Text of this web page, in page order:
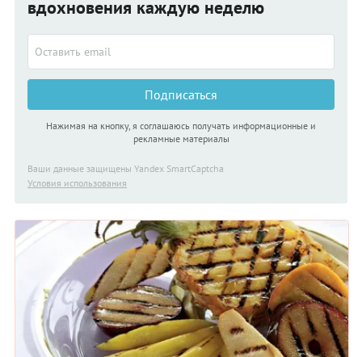
вдохновения каждую неделю
Подписаться
Нажимая на кнопку, я соглашаюсь получать информационные и
рекламные материалы
Ваши данные защищены Yandex SmartCaptcha
Условия использования